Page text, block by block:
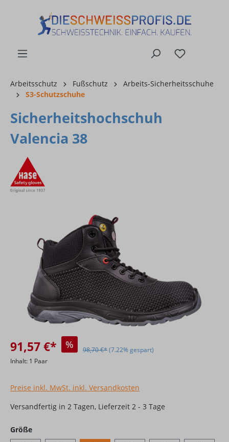
Arbeitsschutz Fußschutz
Arbeits-Sicherheitsschuhe
S3-Schutzschuhe
Sicherheitshochschuh
Valencia 38
Bildergalerie überspringen
91,57 €* % 98,70 €*(7.22% gespart)
Inhalt: 1 Paar
Preise inkl. MwSt. inkl. Versandkosten
Versandfertig in 2 Tagen, Lieferzeit 2 - 3 Tage
Größeauswählen